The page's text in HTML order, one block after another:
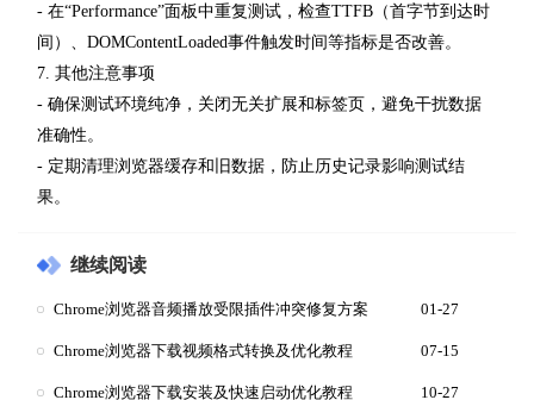
- 在“Performance”面板中重复测试，检查TTFB（首字节到达时
间）、DOMContentLoaded事件触发时间等指标是否改善。
7. 其他注意事项
- 确保测试环境纯净，关闭无关扩展和标签页，避免干扰数据
准确性。
- 定期清理浏览器缓存和旧数据，防止历史记录影响测试结
果。
继续阅读
Chrome浏览器音频播放受限插件冲突修复方案 01-27
Chrome浏览器下载视频格式转换及优化教程 07-15
Chrome浏览器下载安装及快速启动优化教程 10-27